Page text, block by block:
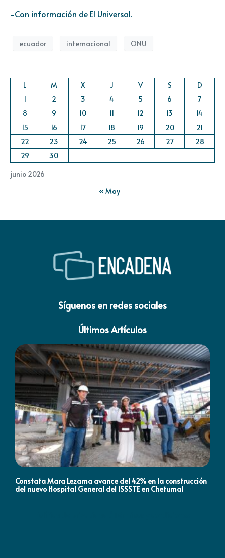
-Con información de El Universal.
ecuador internacional ONU
junio 2026
L M X J V S
D
1
2 3 4 5 6
7
8
9 10 11 12 13
14
15
16 17 18 19 20
21
22
23 24 25 26 27
28
29
30
« May
Síguenos en redes sociales
Últimos Artículos
Constata Mara Lezama avance del 42% en la construcción
del nuevo Hospital General del ISSSTE en Chetumal